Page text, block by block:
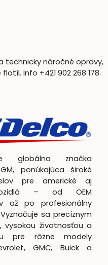
technicky náročné opravy,
Info +421 902 268 178.
globálna značka
ponúkajúca široké
pre americké aj
– od OEM
až po profesionálny
sa precíznym
vysokou životnosťou a
pre rôzne modely
GMC, Buick a